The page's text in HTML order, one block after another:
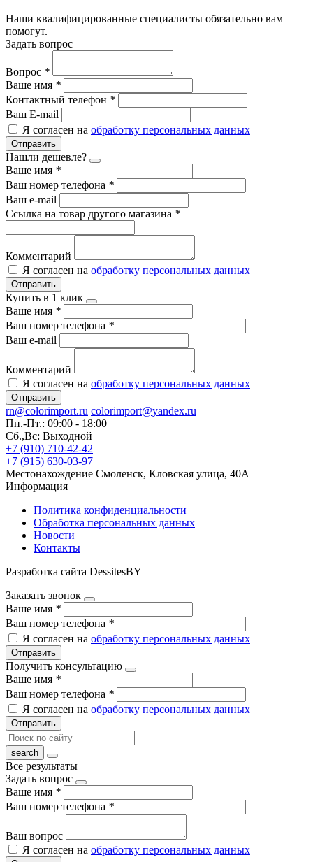
Наши квалифицированные специалисты обязательно вам
помогут.
Задать вопрос
Вопрос *
Ваше имя *
Контактный телефон *
Ваш E-mail
Я согласен на обработку персональных данных
Отправить
Нашли дешевле?
Ваше имя *
Ваш номер телефона *
Ваш e-mail
Ссылка на товар другого магазина *
Комментарий
Я согласен на обработку персональных данных
Отправить
Купить в 1 клик
Ваше имя *
Ваш номер телефона *
Ваш e-mail
Комментарий
Я согласен на обработку персональных данных
Отправить
rn@colorimport.ru colorimport@yandex.ru
Пн.-Пт.: 09:00 - 18:00
Сб.,Вс: Выходной
+7 (910) 710-42-42
+7 (915) 630-03-97
Местонахождение Смоленск, Кловская улица, 40А
Информация
Политика конфиденциальности
Обработка персональных данных
Новости
Контакты
Разработка сайта DessitesBY
Заказать звонок
Ваше имя *
Ваш номер телефона *
Я согласен на обработку персональных данных
Отправить
Получить консультацию
Ваше имя *
Ваш номер телефона *
Я согласен на обработку персональных данных
Отправить
Все результаты
Задать вопрос
Ваше имя *
Ваш номер телефона *
Ваш вопрос
Я согласен на обработку персональных данных